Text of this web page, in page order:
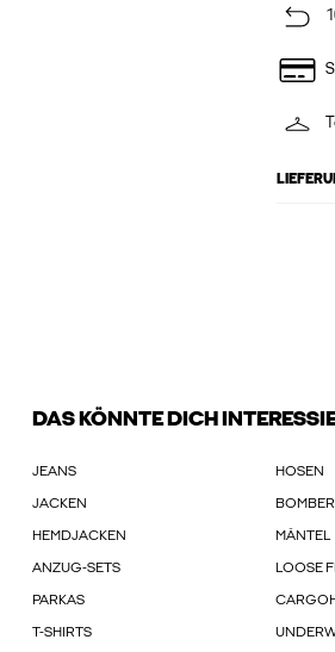
DAS KÖNNTE DICH
JEANS HOSEN
JACKEN
HEMDJACKEN MÄNTEL
ANZUG-SETS LOOSE
PARKAS
T-SHIRTS